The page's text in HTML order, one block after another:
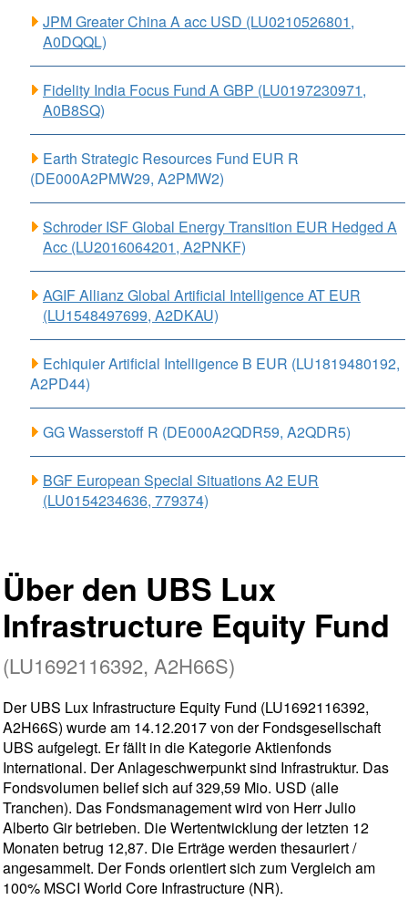
JPM Greater China A acc USD (LU0210526801,
A0DQQL)
Fidelity India Focus Fund A GBP (LU0197230971,
A0B8SQ)
Earth Strategic Resources Fund EUR R
(DE000A2PMW29, A2PMW2)
Schroder ISF Global Energy Transition EUR Hedged A
Acc (LU2016064201, A2PNKF)
AGIF Allianz Global Artificial Intelligence AT EUR
(LU1548497699, A2DKAU)
Echiquier Artificial Intelligence B EUR (LU1819480192,
A2PD44)
GG Wasserstoff R (DE000A2QDR59, A2QDR5)
BGF European Special Situations A2 EUR
(LU0154234636, 779374)
Über den UBS Lux
Infrastructure Equity Fund
(LU1692116392, A2H66S)
Der UBS Lux Infrastructure Equity Fund (LU1692116392,
A2H66S) wurde am 14.12.2017 von der Fondsgesellschaft
UBS aufgelegt. Er fällt in die Kategorie Aktienfonds
International. Der Anlageschwerpunkt sind Infrastruktur. Das
Fondsvolumen belief sich auf 329,59 Mio. USD (alle
Tranchen). Das Fondsmanagement wird von Herr Julio
Alberto Gir betrieben. Die Wertentwicklung der letzten 12
Monaten betrug 12,87. Die Erträge werden thesauriert /
angesammelt. Der Fonds orientiert sich zum Vergleich am
100% MSCI World Core Infrastructure (NR).